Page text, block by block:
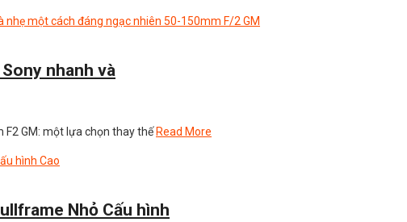
nhanh và
F2 GM: một lựa chọn thay thế Read More
Nhỏ Cấu hình